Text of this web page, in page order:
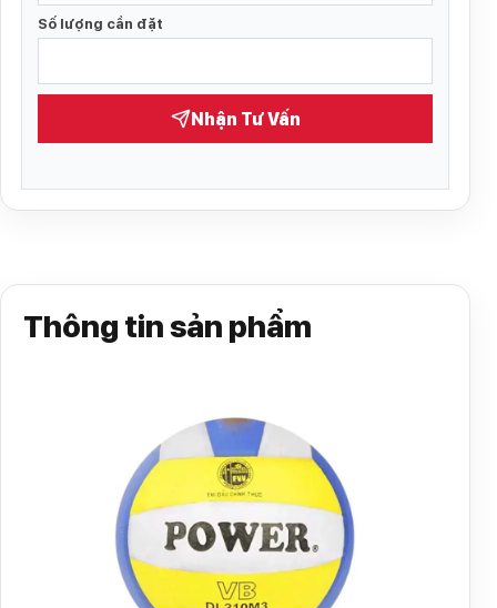
Số lượng cần đặt
Nhận Tư Vấn
Thông tin sản phẩm